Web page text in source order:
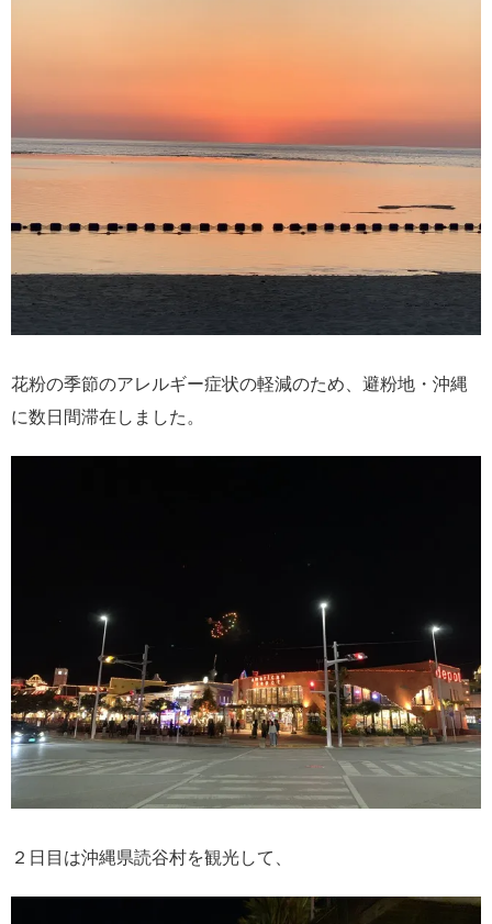
花粉の季節のアレルギー症状の軽減のため、避粉地・沖縄
に数日間滞在しました。
２日目は沖縄県読谷村を観光して、